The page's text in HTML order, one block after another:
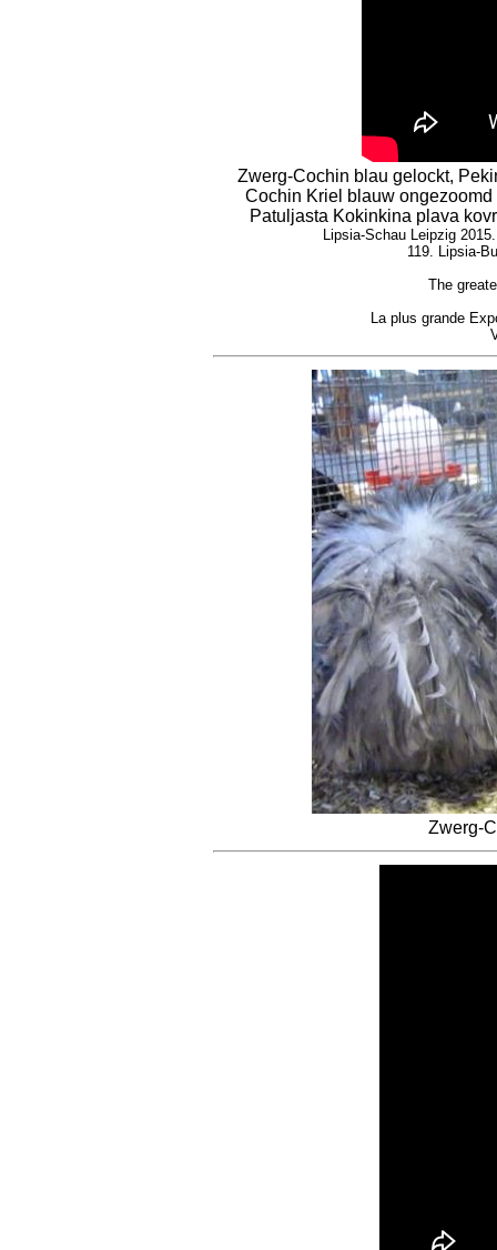
Zwerg-Cochin blau gelockt,
Cochin Kriel blauw
Patuljasta Kokinkina plava
Lipsia-Schau Leipzig
119. Lipsia-
The
La plus grande
Zwerg-